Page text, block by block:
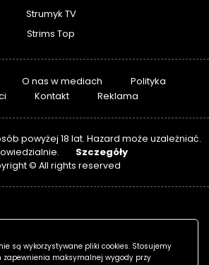
Strumyk TV
Strims Top
O nas w mediach
Polityka
Kontakt Reklama
powyżej 18 lat. Hazard może uzależniać.
Szczegóły
© All rights reserved
są wykorzystywane pliki cookies. Stosujemy
zapewnienia maksymalnej wygody przy